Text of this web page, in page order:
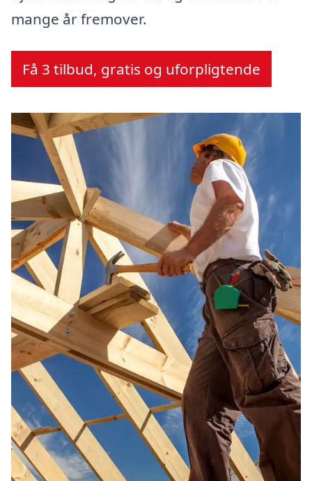
mange år fremover.
Få 3 tilbud, gratis og uforpligtende